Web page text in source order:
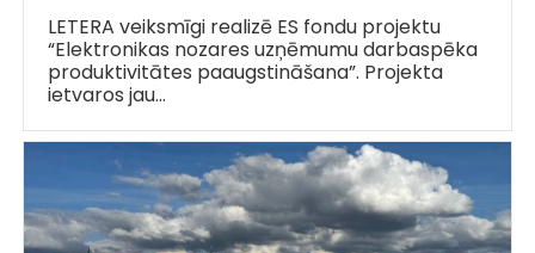
LETERA veiksmīgi realizē ES fondu projektu
“Elektronikas nozares uzņēmumu darbaspēka
produktivitātes paaugstināšana”. Projekta
ietvaros jau…